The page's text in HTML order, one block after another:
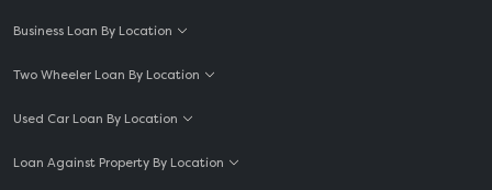
Business Loan By Location
Two Wheeler Loan By Location
Used Car Loan By Location
Loan Against Property By Location